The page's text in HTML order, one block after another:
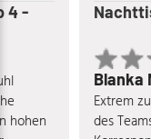
4 -
hohen
Blanka
Extrem
des